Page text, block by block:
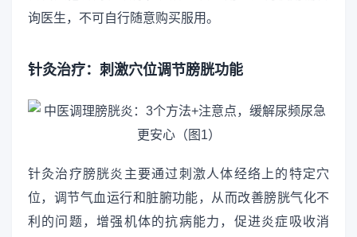
询医生，不可自行随意购买服用。
针灸治疗：刺激穴位调节膀胱功能
针灸治疗膀胱炎主要通过刺激人体经络上的特定穴
位，调节气血运行和脏腑功能，从而改善膀胱气化不
利的问题，增强机体的抗病能力，促进炎症吸收消